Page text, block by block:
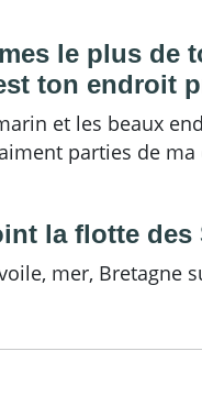
le plus de
ton endroit
et les beaux
parties de ma
la flotte des
mer, Bretagne